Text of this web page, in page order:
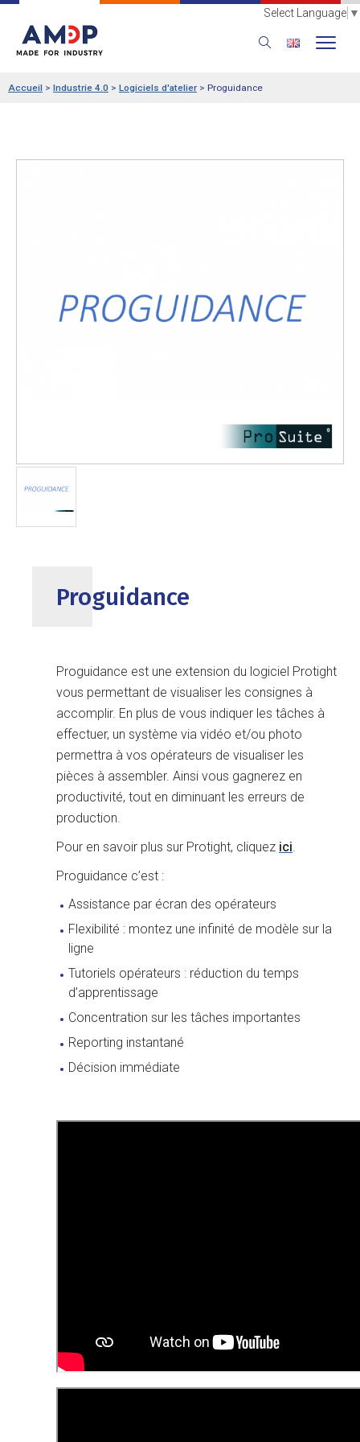
Select Language ▼
Accueil > Industrie 4.0 > Logiciels d'atelier > Proguidance
Proguidance
Proguidance est une extension du logiciel Protight
vous permettant de visualiser les consignes à
accomplir. En plus de vous indiquer les tâches à
effectuer, un système via vidéo et/ou photo
permettra à vos opérateurs de visualiser les
pièces à assembler. Ainsi vous gagnerez en
productivité, tout en diminuant les erreurs de
production.
Pour en savoir plus sur Protight, cliquez ici.
Proguidance c’est :
Assistance par écran des opérateurs
Flexibilité : montez une infinité de modèle sur la
ligne
Tutoriels opérateurs : réduction du temps
d’apprentissage
Concentration sur les tâches importantes
Reporting instantané
Décision immédiate